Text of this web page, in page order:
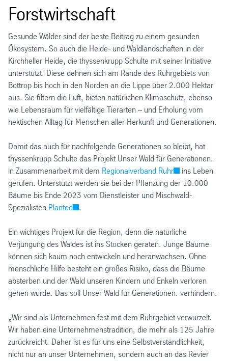
Forstwirtschaft
Gesunde Wälder sind der beste Beitrag zu einem gesunden
Ökosystem. So auch die Heide- und Waldlandschaften in der
Kirchheller Heide, die thyssenkrupp Schulte mit seiner Initiative
unterstützt. Diese dehnen sich am Rande des Ruhrgebiets von
Bottrop bis hoch in den Norden an die Lippe über 2.000 Hektar
aus. Sie filtern die Luft, bieten natürlichen Klimaschutz, ebenso
wie Lebensraum für vielfältige Tierarten – und Erholung vom
hektischen Alltag für Menschen aller Herkunft und Generationen.
Damit das auch für nachfolgende Generationen so bleibt, hat
thyssenkrupp Schulte das Projekt Unser Wald für Generationen.
in Zusammenarbeit mit dem Regionalverband Ruhr
ins Leben
gerufen. Unterstützt werden sie bei der Pflanzung der 10.000
Bäume bis Ende 2023 vom Dienstleister und Mischwald-
Spezialisten Planted .
Ein wichtiges Projekt für die Region, denn die natürliche
Verjüngung des Waldes ist ins Stocken geraten. Junge Bäume
können sich kaum noch entwickeln und heranwachsen. Ohne
menschliche Hilfe besteht ein großes Risiko, dass die Bäume
absterben und der Wald unseren Kindern und Enkeln verloren
gehen würde. Das soll Unser Wald für Generationen. verhindern.
„Wir sind als Unternehmen fest mit dem Ruhrgebiet verwurzelt.
Wir haben eine Unternehmenstradition, die mehr als 125 Jahre
zurückreicht. Daher ist es für uns eine Selbstverständlichkeit,
nicht nur an unser Unternehmen, sondern auch an das Revier